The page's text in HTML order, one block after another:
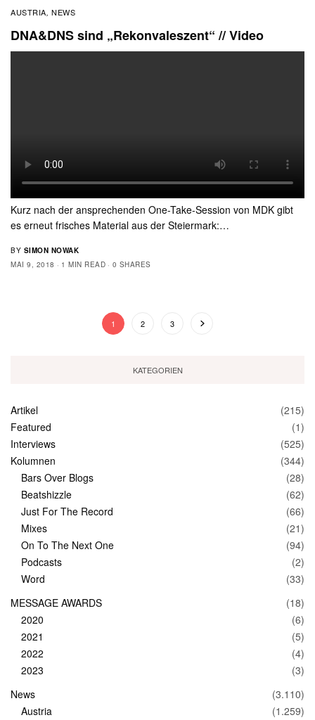
AUSTRIA, NEWS
DNA&DNS sind „Rekonvaleszent“ // Video
Kurz nach der ansprechenden One-Take-Session von MDK gibt
es erneut frisches Material aus der Steiermark:…
BY SIMON NOWAK
MAI 9, 2018
1 MIN READ 0 SHARES
1 2 3
KATEGORIEN
Artikel
(215)
Featured
(1)
Interviews
(525)
Kolumnen
(344)
Bars Over Blogs
(28)
Beatshizzle
(62)
Just For The Record
(66)
Mixes
(21)
On To The Next One
(94)
Podcasts
(2)
Word
(33)
MESSAGE AWARDS
(18)
2020
(6)
2021
(5)
2022
(4)
2023
(3)
News
(3.110)
Austria
(1.259)